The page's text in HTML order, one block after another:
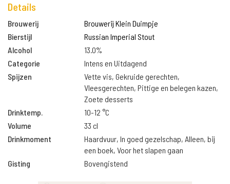
Details
Brouwerij
Brouwerij Klein Duimpje
Bierstijl
Russian Imperial Stout
Alcohol
13.0%
Categorie
Intens en Uitdagend
Spijzen
Vette vis, Gekruide gerechten,
Vleesgerechten, Pittige en belegen kazen,
Zoete desserts
Drinktemp.
10-12 °C
Volume
33 cl
Drinkmoment
Haardvuur, In goed gezelschap, Alleen, bij
een boek, Voor het slapen gaan
Gisting
Bovengistend